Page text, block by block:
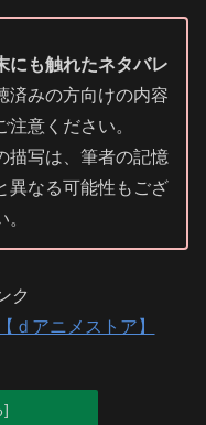
にも触れたネタバレ
済みの方向けの内容
意ください。
描写は、筆者の記憶
異なる可能性もござ
ク
ｄアニメストア】